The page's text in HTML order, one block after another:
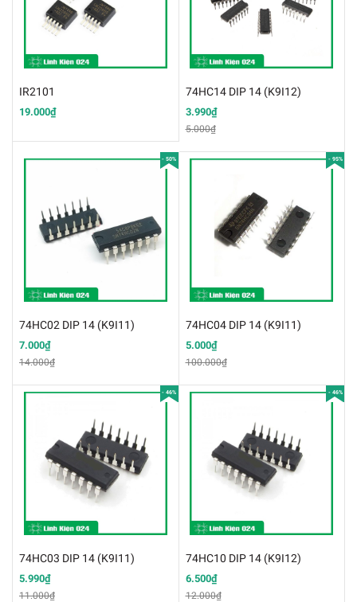
IR2101
19.000₫
74HC14 DIP 14 (K9I12)
3.990₫
5.000₫
- 50%
74HC02 DIP 14 (K9I11)
7.000₫
14.000₫
- 95%
74HC04 DIP 14 (K9I11)
5.000₫
100.000₫
- 46%
74HC03 DIP 14 (K9I11)
5.990₫
11.000₫
- 46%
74HC10 DIP 14 (K9I12)
6.500₫
12.000₫